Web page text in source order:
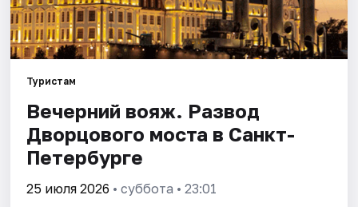
Спорт
События
Города
Площадки
Артисты
Туристам
Вечерний вояж. Развод
Дворцового моста в Санкт-
Петербурге
25 июля 2026 • суббота • 23:01